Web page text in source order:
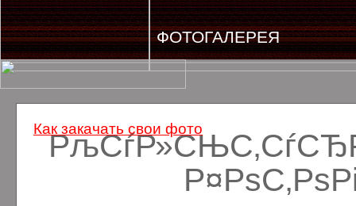
ФОТОГАЛЕРЕЯ
Как закачать свои фото